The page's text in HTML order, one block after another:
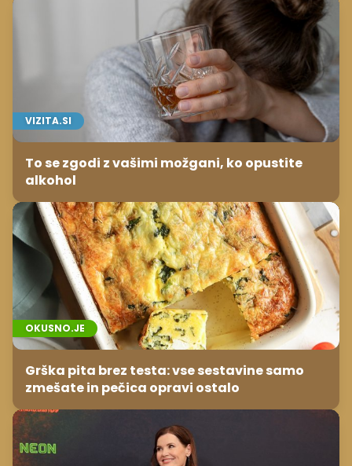
VIZITA.SI
To se zgodi z vašimi možgani, ko opustite
alkohol
OKUSNO.JE
Grška pita brez testa: vse sestavine samo
zmešate in pečica opravi ostalo